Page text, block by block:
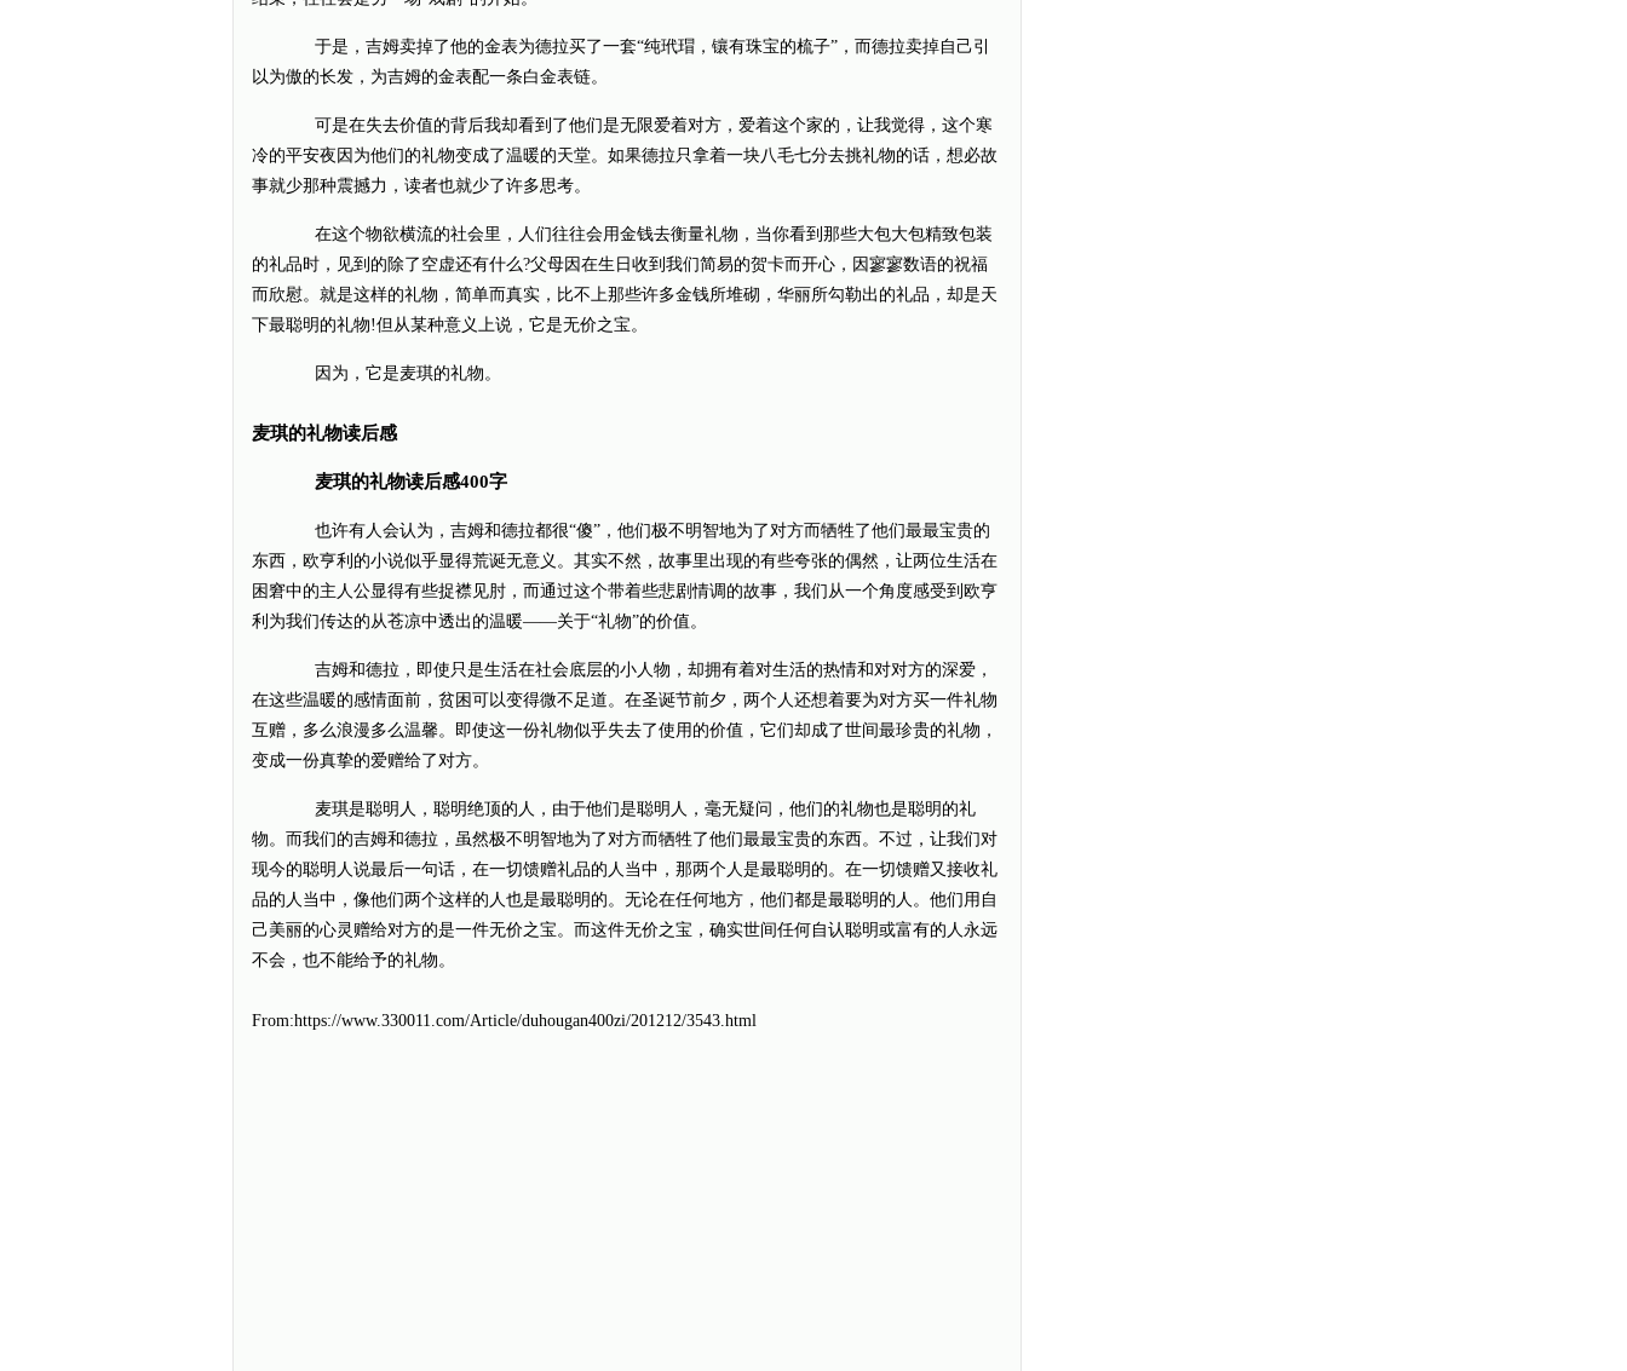
于是，吉姆卖掉了他的金表为德拉买了一套“纯玳瑁，镶有珠宝的梳子”，而德拉卖掉自己引
以为傲的长发，为吉姆的金表配一条白金表链。
可是在失去价值的背后我却看到了他们是无限爱着对方，爱着这个家的，让我觉得，这个寒
冷的平安夜因为他们的礼物变成了温暖的天堂。如果德拉只拿着一块八毛七分去挑礼物的话，想必故
事就少那种震撼力，读者也就少了许多思考。
在这个物欲横流的社会里，人们往往会用金钱去衡量礼物，当你看到那些大包大包精致包装
的礼品时，见到的除了空虚还有什么?父母因在生日收到我们简易的贺卡而开心，因寥寥数语的祝福
而欣慰。就是这样的礼物，简单而真实，比不上那些许多金钱所堆砌，华丽所勾勒出的礼品，却是天
下最聪明的礼物!但从某种意义上说，它是无价之宝。
因为，它是麦琪的礼物。
麦琪的礼物读后感
麦琪的礼物读后感400字
也许有人会认为，吉姆和德拉都很“傻”，他们极不明智地为了对方而牺牲了他们最最宝贵的
东西，欧亨利的小说似乎显得荒诞无意义。其实不然，故事里出现的有些夸张的偶然，让两位生活在
困窘中的主人公显得有些捉襟见肘，而通过这个带着些悲剧情调的故事，我们从一个角度感受到欧亨
利为我们传达的从苍凉中透出的温暖——关于“礼物”的价值。
吉姆和德拉，即使只是生活在社会底层的小人物，却拥有着对生活的热情和对对方的深爱，
在这些温暖的感情面前，贫困可以变得微不足道。在圣诞节前夕，两个人还想着要为对方买一件礼物
互赠，多么浪漫多么温馨。即使这一份礼物似乎失去了使用的价值，它们却成了世间最珍贵的礼物，
变成一份真挚的爱赠给了对方。
麦琪是聪明人，聪明绝顶的人，由于他们是聪明人，毫无疑问，他们的礼物也是聪明的礼
物。而我们的吉姆和德拉，虽然极不明智地为了对方而牺牲了他们最最宝贵的东西。不过，让我们对
现今的聪明人说最后一句话，在一切馈赠礼品的人当中，那两个人是最聪明的。在一切馈赠又接收礼
品的人当中，像他们两个这样的人也是最聪明的。无论在任何地方，他们都是最聪明的人。他们用自
己美丽的心灵赠给对方的是一件无价之宝。而这件无价之宝，确实世间任何自认聪明或富有的人永远
不会，也不能给予的礼物。
From:https://www.330011.com/Article/duhougan400zi/201212/3543.html